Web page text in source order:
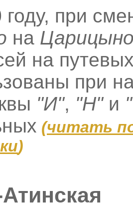
при
на
на
при
"И", "Н"и
(читать
)